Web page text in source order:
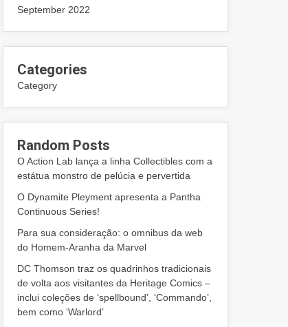
September 2022
Categories
Category
Random Posts
O Action Lab lança a linha Collectibles com a
estátua monstro de pelúcia e pervertida
O Dynamite Pleyment apresenta a Pantha
Continuous Series!
Para sua consideração: o omnibus da web
do Homem-Aranha da Marvel
DC Thomson traz os quadrinhos tradicionais
de volta aos visitantes da Heritage Comics –
inclui coleções de ‘spellbound’, ‘Commando’,
bem como ‘Warlord’